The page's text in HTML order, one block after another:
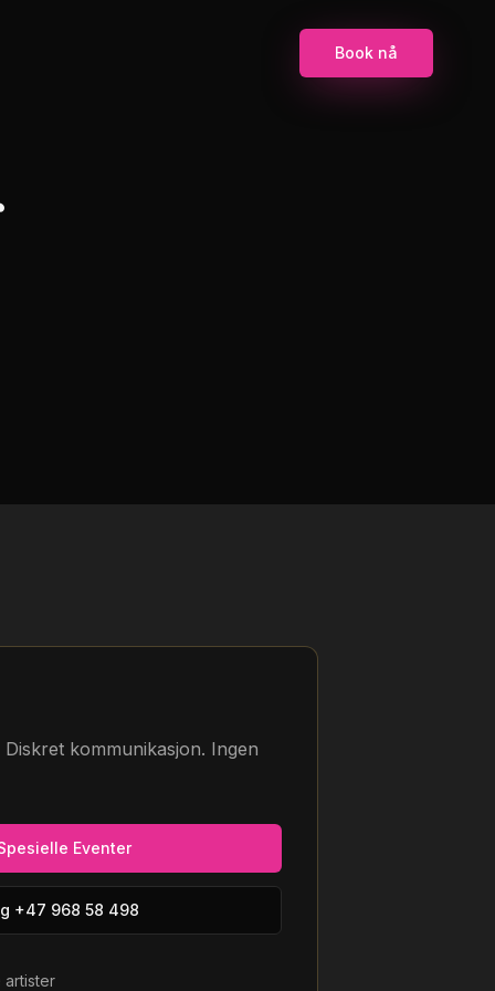
Book nå
kommunikasjon. Ingen
Eventer
+47 968 58 498